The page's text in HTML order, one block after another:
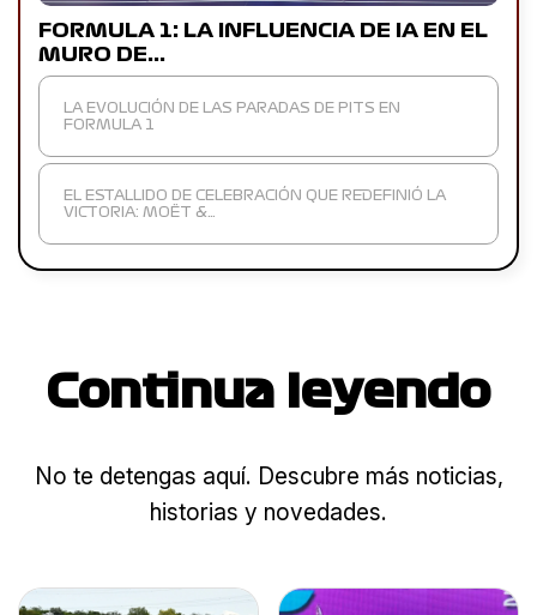
FORMULA 1: LA INFLUENCIA DE IA EN EL
MURO DE…
LA EVOLUCIÓN DE LAS PARADAS DE PITS EN
FORMULA 1
EL ESTALLIDO DE CELEBRACIÓN QUE REDEFINIÓ LA
VICTORIA: MOËT &…
Continua leyendo
No te detengas aquí. Descubre más noticias,
historias y novedades.